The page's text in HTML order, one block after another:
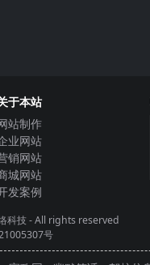
于本站
站制作
业网站
销网站
城网站
发案例
科技- All rights reserved
号